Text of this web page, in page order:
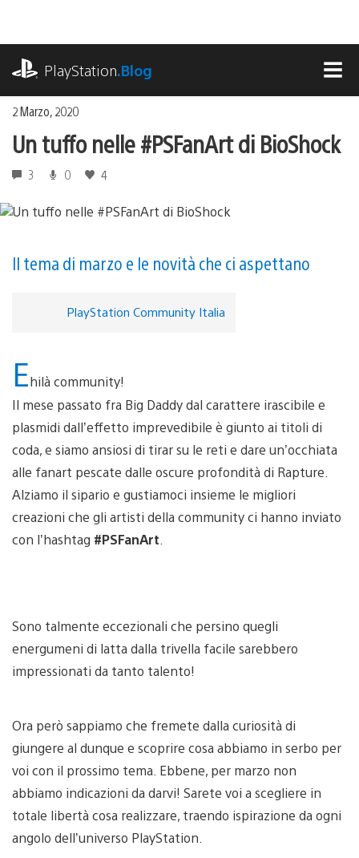
contenuto
PlayStation.Blog
2 Marzo, 2020
Un tuffo nelle #PSFanArt di BioShock
3 0 4
Il tema di marzo e le novità che ci aspettano
PlayStation Community Italia
Ehilà community!
Il mese passato fra Big Daddy dal carattere irascibile e
plasmidi dall’effetto imprevedibile è giunto ai titoli di
coda, e siamo ansiosi di tirar su le reti e dare un’occhiata
alle fanart pescate dalle oscure profondità di Rapture.
Alziamo il sipario e gustiamoci insieme le migliori
creazioni che gli artisti della community ci hanno inviato
con l’hashtag #PSFanArt
Sono talmente eccezionali che persino quegli
energumeni di latta dalla trivella facile sarebbero
impressionati da tanto talento!
Ora però sappiamo che fremete dalla curiosità di
giungere al dunque e scoprire cosa abbiamo in serbo per
voi con il prossimo tema. Ebbene, per marzo non
abbiamo indicazioni da darvi! Sarete voi a scegliere in
totale libertà cosa realizzare, traendo ispirazione da ogni
angolo dell’universo PlayStation.